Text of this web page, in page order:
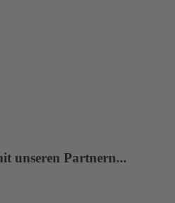
unseren Partnern...